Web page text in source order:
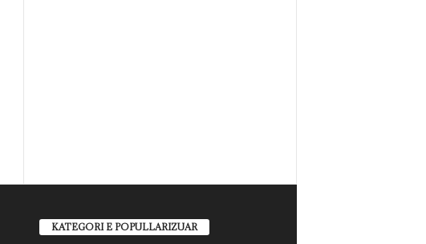
KATEGORI E POPULLARIZUAR